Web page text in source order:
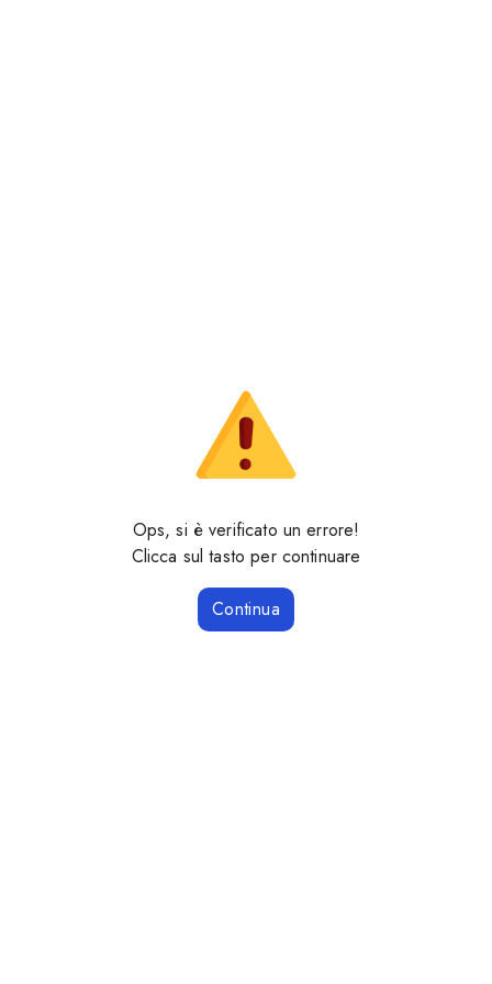
Ops, si è verificato un errore!
Clicca sul tasto per continuare
Continua